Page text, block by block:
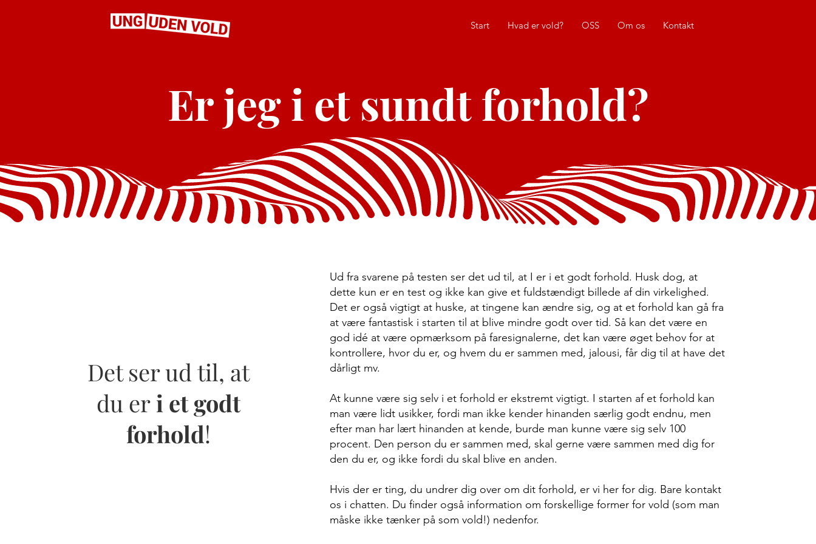
Start Hvad er vold? OSS Om os Kontakt
Er jeg i et sundt forhold?
Det ser ud til, at
du eri et godt
forhold!
Ud fra svarene på testen ser det ud til, at I er i et godt forhold. Husk dog, at
dette kun er en test og ikke kan give et fuldstændigt billede af din virkelighed.
Det er også vigtigt at huske, at tingene kan ændre sig, og at et forhold kan gå fra
at være fantastisk i starten til at blive mindre godt over tid. Så kan det være en
god idé at være opmærksom på faresignalerne, det kan være øget behov for at
kontrollere, hvor du er, og hvem du er sammen med, jalousi, får dig til at have det
dårligt mv.
At kunne være sig selv i et forhold er ekstremt vigtigt. I starten af ​​et forhold kan
man være lidt usikker, fordi man ikke kender hinanden særlig godt endnu, men
efter man har lært hinanden at kende, burde man kunne være sig selv 100
procent. Den person du er sammen med, skal gerne være sammen med dig for
den du er, og ikke fordi du skal blive en anden.
Hvis der er ting, du undrer dig over om dit forhold, er vi her for dig. Bare kontakt
os i chatten. Du finder også information om forskellige former for vold (som man
måske ikke tænker på som vold!) nedenfor.